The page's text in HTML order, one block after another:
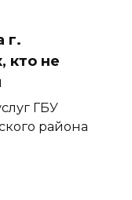
г.
кто не
ГБУ
района